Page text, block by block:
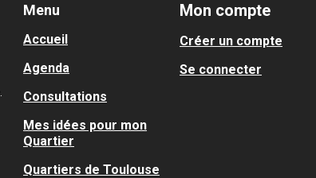
Menu
Accueil
Agenda
Consultations
Mes idées pour mon
Quartier
Quartiers de Toulouse
Mon compte
Créer un compte
Se connecter